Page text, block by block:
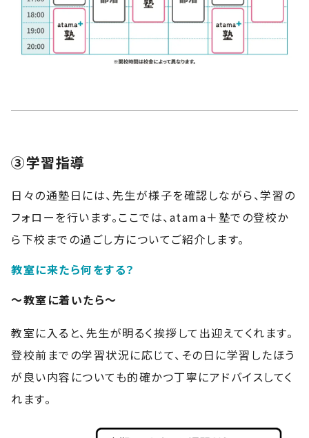
③学習指導
日々の通塾日には、先生が様子を確認しながら、学習の
フォローを行います。ここでは、atama＋塾での登校か
ら下校までの過ごし方についてご紹介します。
教室に来たら何をする？
〜教室に着いたら〜
教室に入ると、先生が明るく挨拶して出迎えてくれます。
登校前までの学習状況に応じて、その日に学習したほう
が良い内容についても的確かつ丁寧にアドバイスしてく
れます。